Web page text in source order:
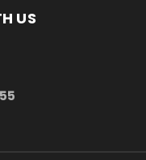
US